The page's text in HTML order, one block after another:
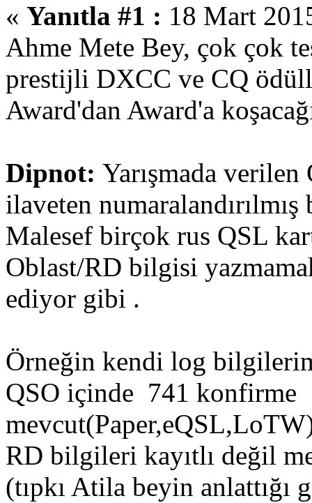
« Yanıtla #1 : 18 Mart
Ahme Mete Bey, çok çok
prestijli DXCC ve CQ
Award'dan Award'a
Dipnot: Yarışmada verilen
ilaveten
Malesef birçok rus QSL
Oblast/RD bilgisi
ediyor gibi .
Örneğin kendi log
QSO içinde 741 konfirme
RD bilgileri kayıtlı değil
(tıpkı Atila beyin anlattığı